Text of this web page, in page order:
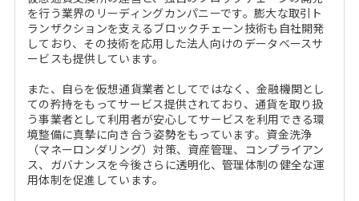
を行う業界のリーディングカンパニーです。膨大な取引ト
ランザクションを支えるブロックチェーン技術も自社開発
しており、その技術を応用した法人向けのデータベースサ
ービスも提供しています。
また、自らを仮想通貨業者としてではなく、金融機関とし
ての矜持をもってサービス提供されており、通貨を取り扱
う事業者として利用者が安心してサービスを利用できる環
境整備に真摯に向き合う姿勢をもっています。資金洗浄
（マネーロンダリング）対策、資産管理、コンプライアン
ス、ガバナンスを今後さらに透明化、管理体制の健全な運
用体制を促進しています。